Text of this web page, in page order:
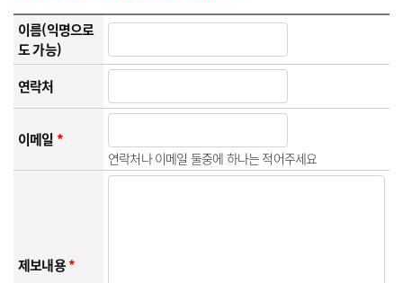
이름(익명으로
도 가능)
연락처
이메일*
연락처나 이메일 둘중에 하나는 적어주세요
제보내용*